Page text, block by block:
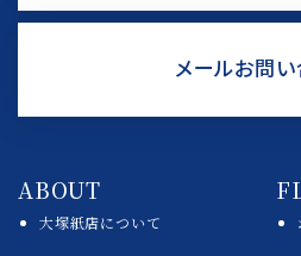
リ
メールお問
ク
ABOUT
大塚紙店について